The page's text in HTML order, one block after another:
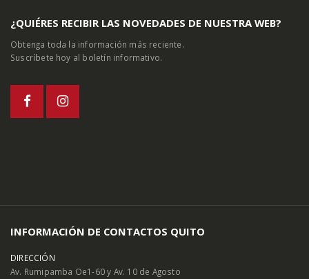
¿QUIÉRES RECIBIR LAS NOVEDADES DE NUESTRA WEB?
Obtenga toda la información más reciente.
Suscríbete hoy al boletín informativo.
INFORMACIÓN DE CONTACTOS QUITO
DIRECCIÓN
Av. Rumipamba Oe1-60 y Av. 10 de Agosto